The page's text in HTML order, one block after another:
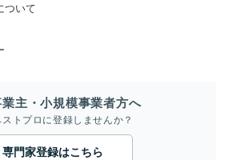
ついて
主・小規模事業者方へ
ストプロに登録しませんか？
専門家登録はこちら